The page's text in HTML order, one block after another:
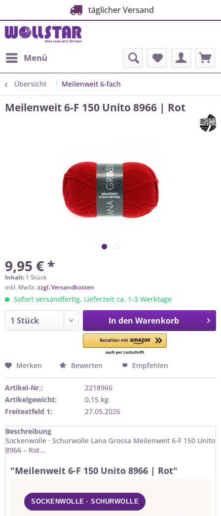
täglicher Versand
Menü
Übersicht Meilenweit 6-fach
Meilenweit 6-F 150 Unito 8966 | Rot
9,95 € *
Inhalt: 1 Stück
inkl. MwSt.zzgl. Versandkosten
Sofort versandfertig, Lieferzeit ca. 1-3 Werktage
In den Warenkorb
Merken Bewerten Empfehlen
Artikel-Nr.:
2218966
Artikelgewicht:
0,15 kg
Freitextfeld 1:
27.05.2026
Beschreibung
Sockenwolle · Schurwolle Lana Grossa Meilenweit 6-F 150 Unito
8966 – Rot...
"Meilenweit 6-F 150 Unito 8966 | Rot"
SOCKENWOLLE · SCHURWOLLE